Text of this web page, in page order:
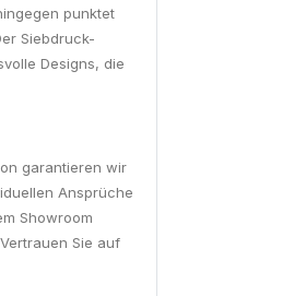
punktet
Siebdruck-
Designs, die
garantieren wir
Ansprüche
Showroom
Sie auf